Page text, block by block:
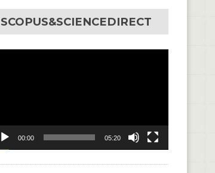
SCOPUS&SCIENCEDIRECT
00:00 05:20